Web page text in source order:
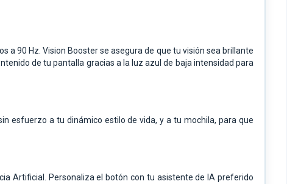
a 90 Hz. Vision Booster se asegura de que tu visión sea brillante
de tu pantalla gracias a la luz azul de baja intensidad para
esfuerzo a tu dinámico estilo de vida, y a tu mochila, para que
Artificial. Personaliza el botón con tu asistente de IA preferido